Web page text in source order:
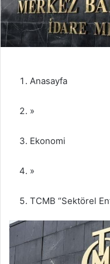
Anasayfa
»
Ekonomi
»
TCMB “Sektörel